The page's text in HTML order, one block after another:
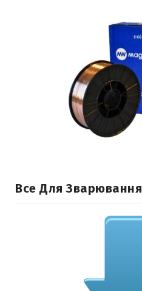
Все Для Зварювання